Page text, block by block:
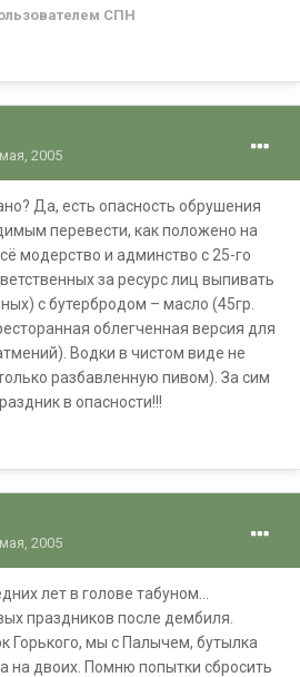
СПН
2005
Да, есть опасность обрушения
перевести, как положено на
модерство и админство с 25-го
за ресурс лиц выпивать
с бутербродом – масло (45гр.
облегченная версия для
Водки в чистом виде не
разбавленную пивом). За сим
в опасности!!!
2005
лет в голове табуном…
праздников после дембиля.
Горького, мы с Палычем, бутылка
на двоих. Помню попытки сбросить